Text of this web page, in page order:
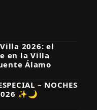
2026: el
en la Villa
Álamo
– NOCHES
✨🌙